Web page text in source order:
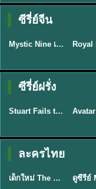
ซีรี่ย์จีน
★9
พากย์ไทย/ซับ
ไทย
Mystic Nine เก้าสกุล (2026) พากย์ไทย ซับไทย EP.1-30 ★9
ซีรี่ย์ฝรั่ง
★9.3
พากย์ไทย
Stuart Fails to Save the Universe สจ๊วตล่มแผนกู้จักรวาล (2026) พากย์ไทย ซับไทย EP.1-10 ★7.8
ละครไทย
★ 8 EP.6
พากย์ไทย
เด็กใหม่ The Reset 2026 EP1-6 พากย์ไทย ดูซีรี่ย์ Netflix ล่าสุด HD